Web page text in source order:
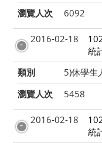
瀏覽人次
6092
2016-02-18
統
類別
5)休學生
瀏覽人次
5458
2016-02-18
統